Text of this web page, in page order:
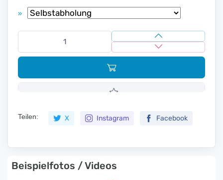
»
Teilen: X Instagram Facebook
Beispielfotos / Videos